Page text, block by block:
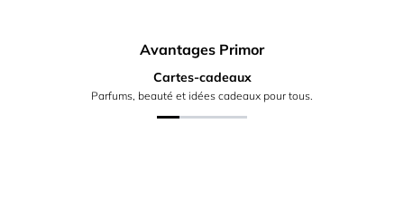
Avantages Primor
Cartes-cadeaux
Parfums, beauté et idées cadeaux pour tous.